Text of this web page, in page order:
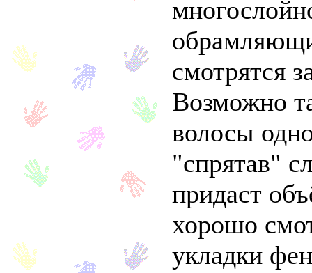
смотрятся
Возможно
волосы
"спрятав"
придаст
хорошо
укладки